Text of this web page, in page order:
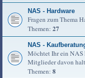
NAS - Hardware
Fragen zum Thema
Themen: 27
NAS -
Möchtet Ihr ein NAS
Mitglieder davon
Themen: 8